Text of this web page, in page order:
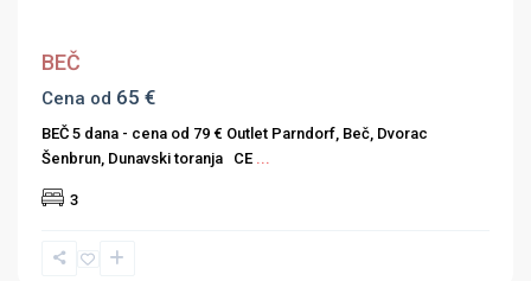
BEČ
Cena od 65 €
BEČ 5 dana - cena od 79 € Outlet Parndorf, Beč, Dvorac
Šenbrun, Dunavski toranja CE ...
3